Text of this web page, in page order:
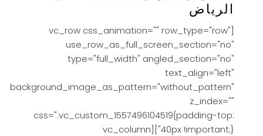
الرياض
[vc_row css_animation="" row_type="row"
use_row_as_full_screen_section="no"
type="full_width" angled_section="no"
text_align="left"
background_image_as_pattern="without_pattern"
z_index=""
css=".vc_custom_1557496104519{padding-top:
40px !important;}"][vc_column